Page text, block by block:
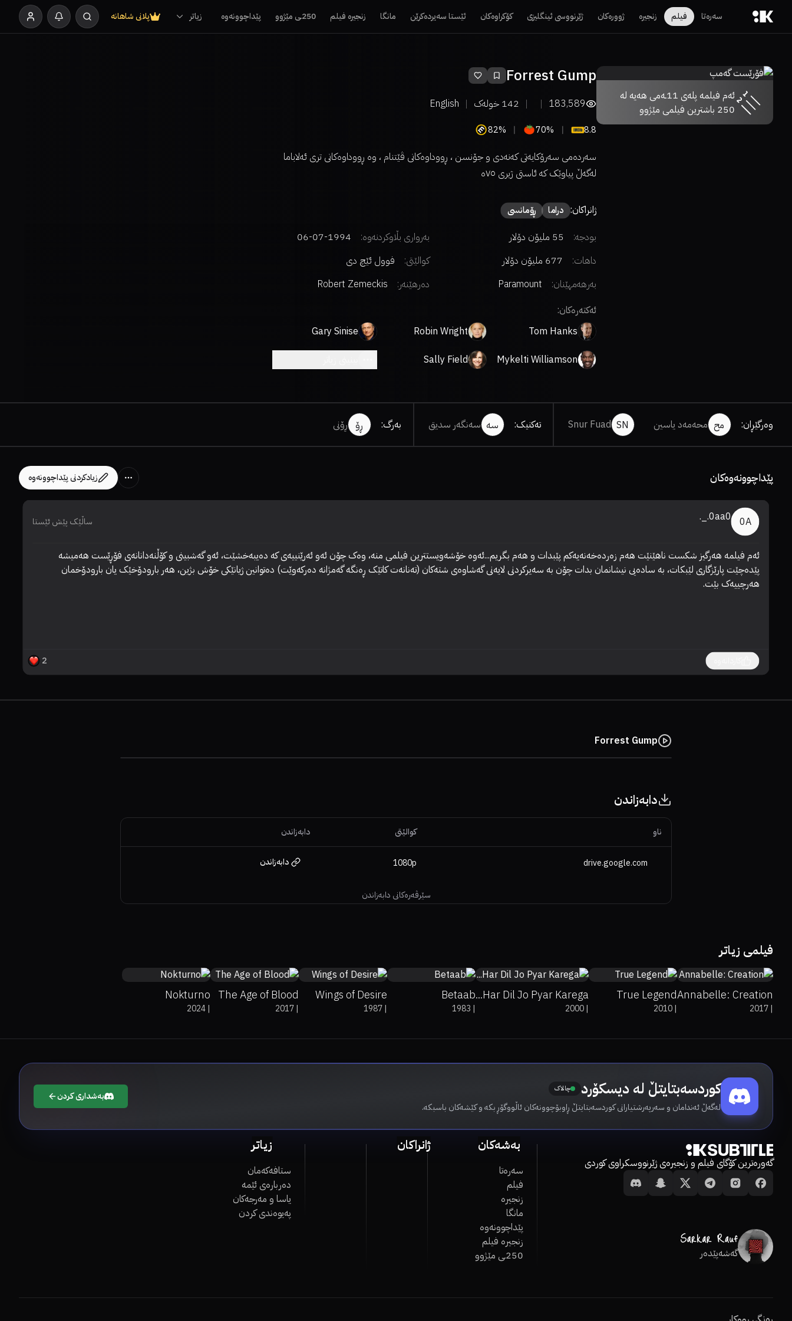
سەرەتا فیلم زنجیرە ژوورەکان ژێرنووسی ئینگلیزی کۆکراوەکان ئێستا سەیردەکرێن مانگا زنجیرە فیلم 250ـی مێژوو پێداچوونەوە زیاتر پلانی شاهانە
ئەم فیلمە پلەی 11ـەمی هەیە لە
250 باشترین فیلمی مێژوو
Forrest Gump
183,589
142 خولەک English
8.8
70%
82%
سەردەمی سەرۆکایەتی کەنەدی و جۆنسن ، ڕووداوەکانی ڤێتنام ، وە ڕووداوەکانی تری ئەلاباما
لەگەڵ پیاوێک کە ئاستی ژیری ٧٥ە
ژانراکان: دراما ڕۆمانسی
بودجە: 55 ملیۆن دۆلار بەرواری بڵاوکردنەوە:
1994-07-06
داهات:
677 ملیۆن دۆلار کوالێتی:
فوول ئێچ دی
بەرهەمهێنان:
Paramount دەرهێنەر:
Robert Zemeckis
ئەکتەرەکان:
Tom Hanks
Robin Wright
Gary Sinise
Mykelti Williamson
Sally Field
وەرگێڕان: مح محەمەد یاسین SN
Snur Fuad تەکنیک: سە سەنگەر سدیق بەرگ: ڕۆ ڕۆنی
پێداچوونەوەکان زیادکردنی پێداچوونەوە
0A
0aa0._. ساڵێک پێش ئێستا
هەرچییەک بێت.
2
Forrest Gump
دابەزاندن
سێرڤەرەکانی دابەزاندن
ناو کوالێتی دابەزاندن
drive.google.com
1080p دابەزاندن
فیلمی زیاتر
Annabelle: Creation
|
2017
True Legend
|
2010
Har Dil Jo Pyar Karega...
|
2000
Betaab
|
1983
Wings of Desire
|
1987
The Age of Blood
|
2017
Nokturno
|
2024
کوردسەبتایتڵ لە دیسکۆرد چالاک
لەگەڵ ئەندامان و سەرپەرشتیارانی کوردسەبتایتڵ ڕاوبۆچوونەکان ئاڵووگۆڕ بکە و کێشەکان باسبکە.
بەشداری کردن
گەورەترین کۆگای فیلم و زنجیرەی ژێرنووسکراوی کوردی
گەشەپێدەر
بەشەکان
سەرەتا
فیلم
زنجیرە
مانگا
پێداچوونەوە
زنجیرە فیلم
250ـی مێژوو
ژانراکان زیاتر
ستافەکەمان
دەربارەی ئێمە
یاسا و مەرجەکان
پەیوەندی کردن